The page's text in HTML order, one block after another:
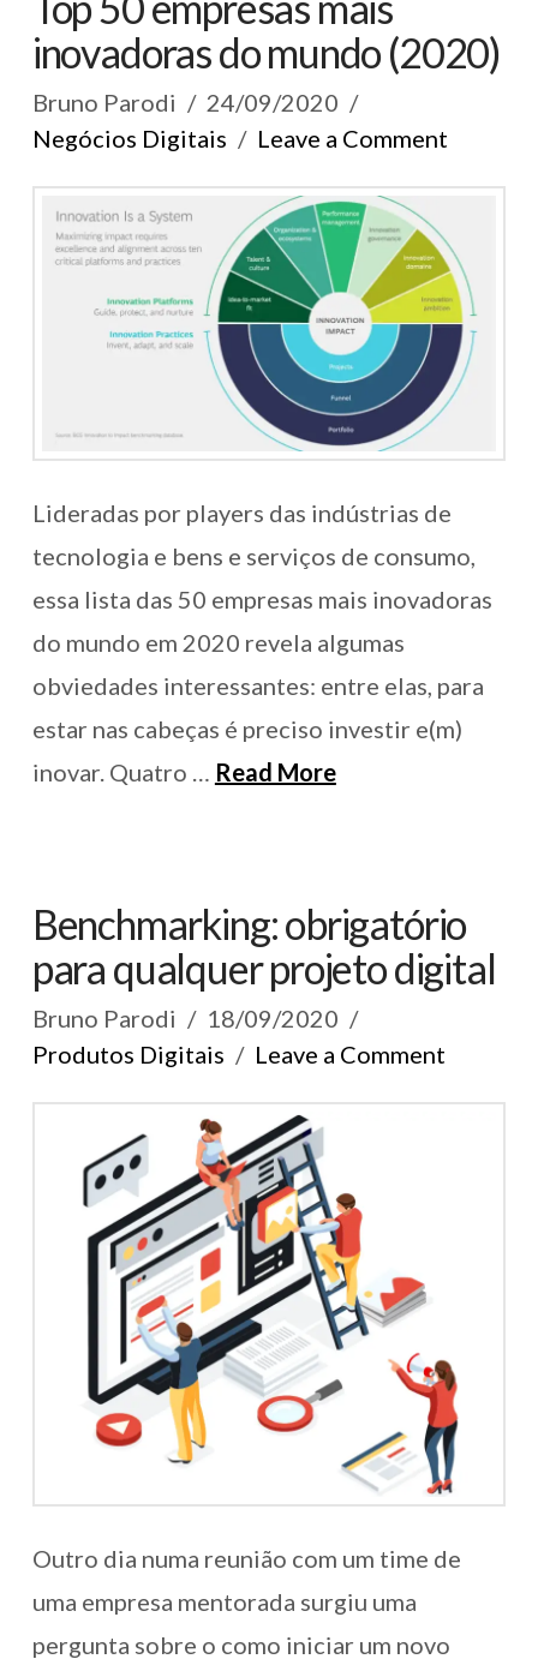
inovadoras do mundo (2020)
Bruno Parodi
24/09/2020
Negócios Digitais
Leave a Comment
Lideradas por players das indústrias de
tecnologia e bens e serviços de consumo,
essa lista das 50 empresas mais inovadoras
do mundo em 2020 revela algumas
obviedades interessantes: entre elas, para
estar nas cabeças é preciso investir e(m)
inovar. Quatro … Read More
Benchmarking: obrigatório
para qualquer projeto digital
Bruno Parodi
18/09/2020
Produtos Digitais
Leave a Comment
Outro dia numa reunião com um time de
uma empresa mentorada surgiu uma
pergunta sobre o como iniciar um novo